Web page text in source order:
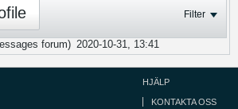
Filter
forum) 2020-10-31, 13:41
HJÄLP
KONTAKTA OSS